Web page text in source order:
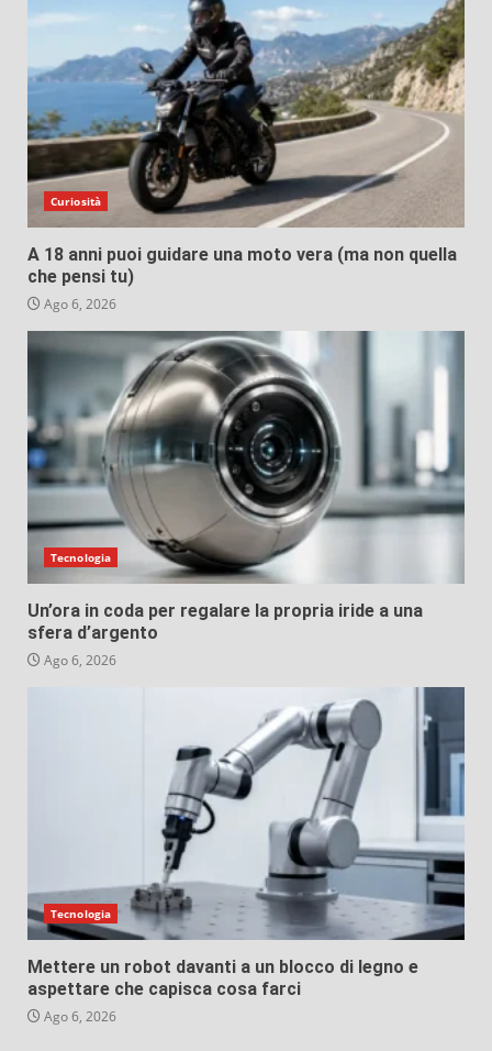
Curiosità
A 18 anni puoi guidare una moto vera (ma non quella
che pensi tu)
Ago 6, 2026
Tecnologia
Un’ora in coda per regalare la propria iride a una
sfera d’argento
Ago 6, 2026
Tecnologia
Mettere un robot davanti a un blocco di legno e
aspettare che capisca cosa farci
Ago 6, 2026